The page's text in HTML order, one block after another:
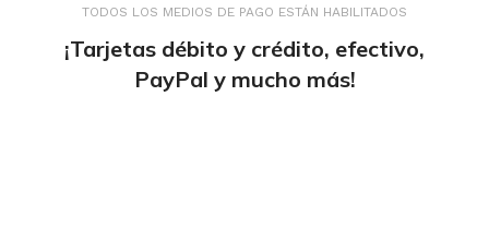
TODOS LOS MEDIOS DE PAGO ESTÁN HABILITADOS
¡Tarjetas débito y crédito, efectivo,
PayPal y mucho más!